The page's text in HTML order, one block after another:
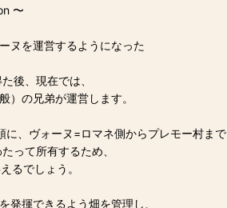
〜
ヌを運営するようになった
後、現在では、
）の兄弟が運営します。
、ヴォーヌ=ロマネ側からプレモー村まで
って所有するため、
るでしょう。
発揮できるよう畑を管理し、